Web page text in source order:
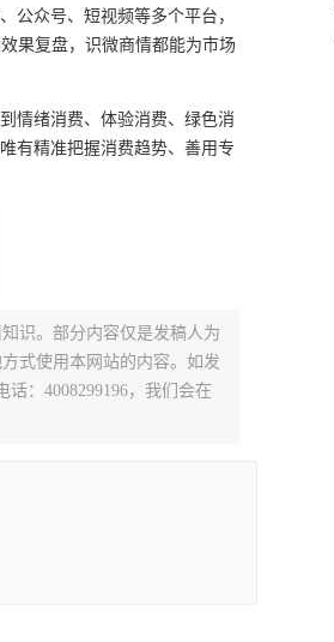
公众号、短视频等多个平台，
果复盘，识微商情都能为市场
情绪消费、体验消费、绿色消
有精准把握消费趋势、善用专
识。部分内容仅是发稿人为
式使用本网站的内容。如发
：4008299196，我们会在